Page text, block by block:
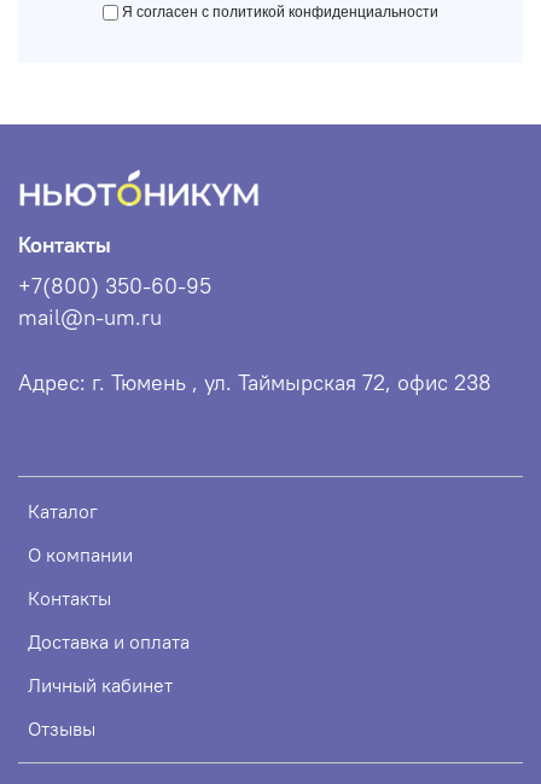
Я согласен с политикой конфиденциальности
Каталог
О компании
Контакты
Доставка и оплата
Личный кабинет
Отзывы
Контакты
+7(800) 350-60-95
mail@n-um.ru
Адрес: г. Тюмень , ул. Таймырская 72, офис 238